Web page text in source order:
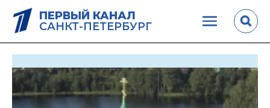
ПЕРВЫЙ КАНАЛ
САНКТ-ПЕТЕРБУРГ